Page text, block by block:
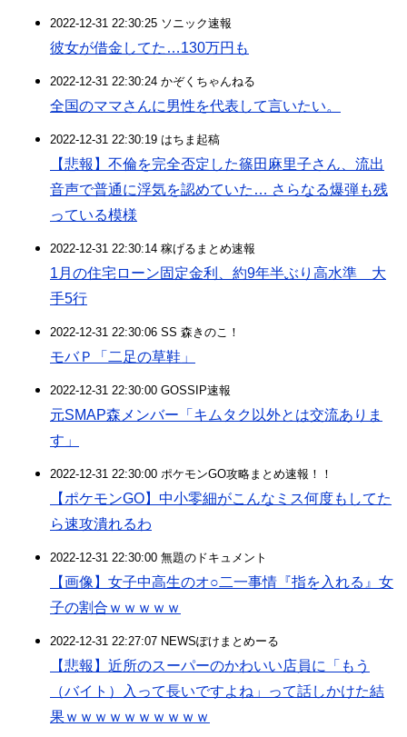
2022-12-31 22:30:25 ソニック速報
彼女が借金してた…130万円も
2022-12-31 22:30:24 かぞくちゃんねる
全国のママさんに男性を代表して言いたい。
2022-12-31 22:30:19 はちま起稿
【悲報】不倫を完全否定した篠田麻里子さん、流出
音声で普通に浮気を認めていた… さらなる爆弾も残
っている模様
2022-12-31 22:30:14 稼げるまとめ速報
1月の住宅ローン固定金利、約9年半ぶり高水準 大
手5行
2022-12-31 22:30:06 SS 森きのこ！
モバＰ「二足の草鞋」
2022-12-31 22:30:00 GOSSIP速報
元SMAP森メンバー「キムタク以外とは交流ありま
す」
2022-12-31 22:30:00 ポケモンGO攻略まとめ速報！！
【ポケモンGO】中小零細がこんなミス何度もしてた
ら速攻潰れるわ
2022-12-31 22:30:00 無題のドキュメント
【画像】女子中高生のオ○二一事情『指を入れる』女
子の割合ｗｗｗｗｗ
2022-12-31 22:27:07 NEWSぽけまとめーる
【悲報】近所のスーパーのかわいい店員に「もう
（バイト）入って長いですよね」って話しかけた結
果ｗｗｗｗｗｗｗｗｗｗ